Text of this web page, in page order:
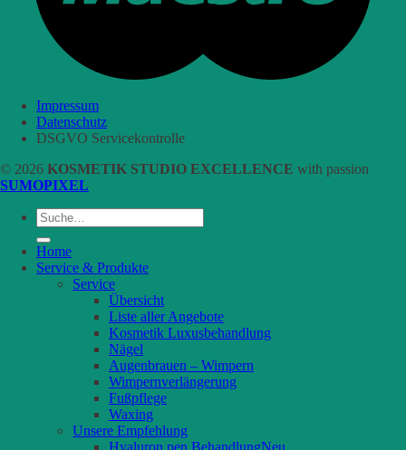
Impressum
Datenschutz
DSGVO Servicekontrolle
© 2026 KOSMETIK STUDIO EXCELLENCE with passion
SUMOPIXEL
Suche
nach:
Home
Service & Produkte
Service
Übersicht
Liste aller Angebote
Kosmetik Luxusbehandlung
Nägel
Augenbrauen – Wimpern
Wimpernverlängerung
Fußpflege
Waxing
Unsere Empfehlung
Hyaluron pen Behandlung